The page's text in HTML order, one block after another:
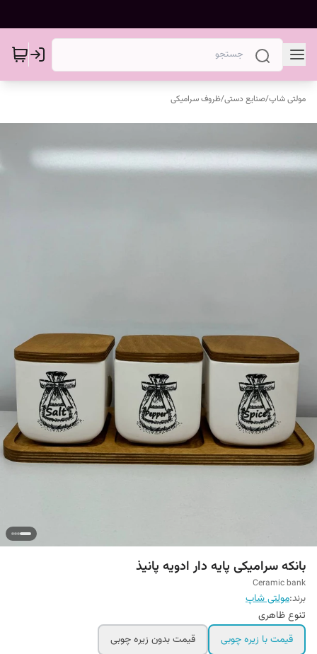
مولتی شاپ/صنایع دستی/ظروف سرامیکی
بانکه سرامیکی پایه دار ادویه پانیذ
Ceramic bank
برند:مولتی شاپ
تنوع ظاهری
قیمت با زیره چوبی
قیمت بدون زیره چوبی